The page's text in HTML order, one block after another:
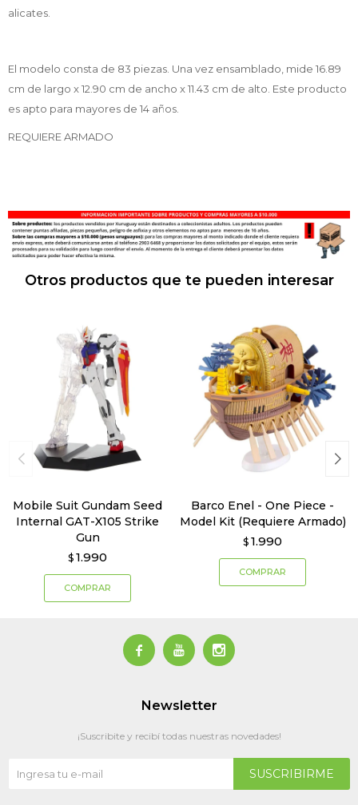
alicates.
El modelo consta de 83 piezas. Una vez ensamblado, mide 16.89
cm de largo x 12.90 cm de ancho x 11.43 cm de alto. Este producto
es apto para mayores de 14 años.
REQUIERE ARMADO
Otros productos que te pueden interesar
Mobile Suit Gundam Seed
Internal GAT-X105 Strike
Gun
$ 1.990
Barco Enel - One Piece -
Model Kit (Requiere Armado)
$ 1.990
  
Newsletter
¡Suscribite y recibí todas nuestras novedades!
SUSCRIBIRME